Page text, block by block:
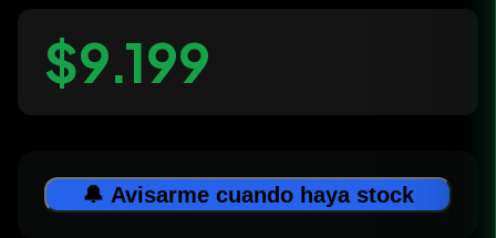
$9.199
🔔 Avisarme cuando haya stock